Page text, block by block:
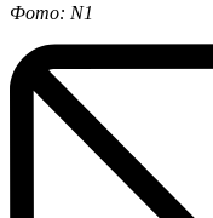
Фото: N1